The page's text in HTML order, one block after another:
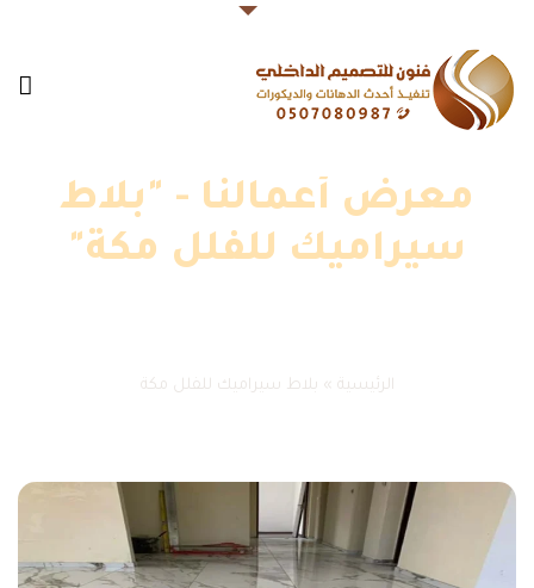
معرض أعمالنا - "بلاط
سيراميك للفلل مكة"
الرئيسية » بلاط سيراميك للفلل مكة